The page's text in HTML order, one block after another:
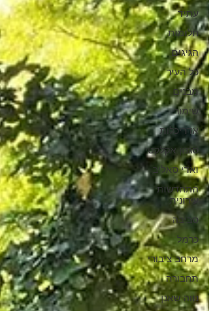
עתיד
חלומות
הגיגים
כל העיר
מבנים
שימור
אדריכלות
סגנון אקלקטי
ואדי סאליב
התחדשות
עירונית
סביבה
כרמל
מרחב ציבורי
תחבורה
נווה שאנן